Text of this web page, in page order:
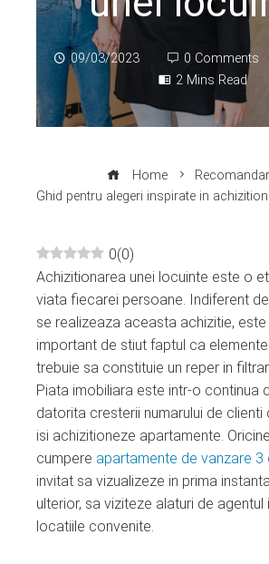
09/03/2023 0 Comments
2 Mins Read
Home
Ghid pentru alegeri inspirate in
0(0)
Achizitionarea unei locuinte este o
viata fiecarei persoane. Indiferent
se realizeaza aceasta achizitie,
important de stiut faptul ca
trebuie sa constituie un reper in
Piata imobiliara este intr-o continua
datorita cresterii numarului de
isi achizitioneze apartamente.
cumpere apartamente de vanzare 3
invitat sa vizualizeze in prima
ulterior, sa viziteze alaturi de agentul
locatiile convenite.